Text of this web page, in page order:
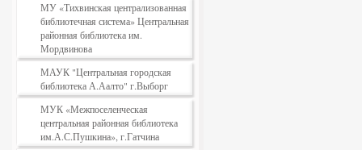
МУ «Тихвинская централизованная
библиотечная система» Центральная
районная библиотека им.
Мордвинова
МАУК "Центральная городская
библиотека А.Аалто" г.Выборг
МУК «Межпоселенческая
центральная районная библиотека
им.А.С.Пушкина», г.Гатчина